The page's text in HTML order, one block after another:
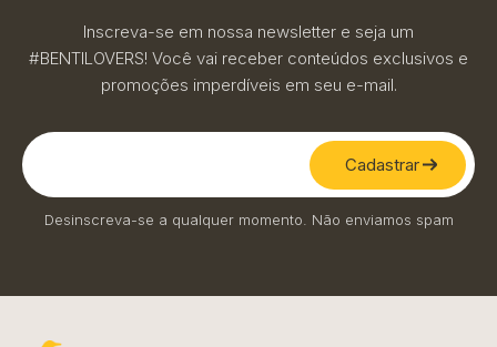
Inscreva-se em nossa newsletter e seja um
#BENTILOVERS! Você vai receber conteúdos exclusivos e
promoções imperdíveis em seu e-mail.
Cadastrar
Desinscreva-se a qualquer momento. Não enviamos spam